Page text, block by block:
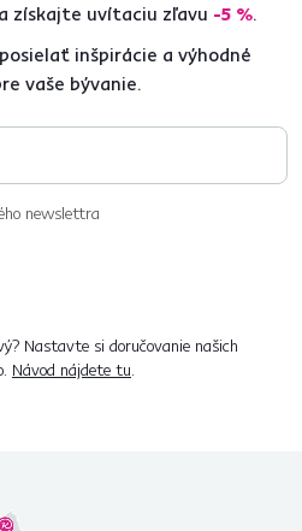
získajte uvítaciu zľavu -5 %.
inšpirácie a výhodné
vaše bývanie.
newslettra
Nastavte si doručovanie našich
Návod nájdete tu.